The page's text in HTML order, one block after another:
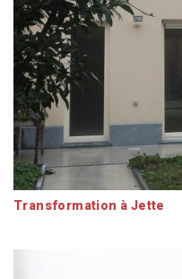
Transformation à Jette